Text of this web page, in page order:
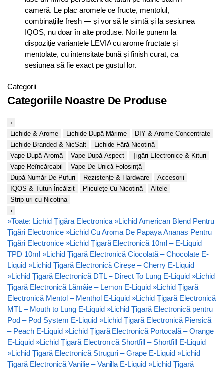
cameră. Le plac aromele de fructe, mentolul,
combinațiile fresh — și vor să le simtă și la sesiunea
IQOS, nu doar în alte produse. Noi le punem la
dispoziție variantele LEVIA cu arome fructate și
mentolate, cu intensitate bună și finish curat, ca
sesiunea să fie exact pe gustul lor.
Categorii
Categoriile Noastre De Produse
‹
Lichide & Arome
Lichide După Mărime
DIY & Arome Concentrate
Lichide Branded & NicSalt
Lichide Fără Nicotină
Vape După Aromă
Vape După Aspect
Țigări Electronice & Kituri
Vape Reîncărcabil
Vape De Unică Folosință
După Număr De Pufuri
Rezistențe & Hardware
Accesorii
IQOS & Tutun Încălzit
Pliculețe Cu Nicotină
Altele
Strip-uri cu Nicotina
›
»Toate: Lichid Țigăra Electronica »Lichid American Blend Pentru
Țigări Electronice »Lichid Cu Aroma De Papaya Ananas Pentru
Țigări Electronice »Lichid Țigară Electronică 10ml – E-Liquid
TPD 10ml »Lichid Țigară Electronică Ciocolată – Chocolate E-
Liquid »Lichid Țigară Electronică Cireșe – Cherry E-Liquid
»Lichid Țigară Electronică DTL – Direct To Lung E-Liquid »Lichid
Țigară Electronică Lămâie – Lemon E-Liquid »Lichid Țigară
Electronică Mentol – Menthol E-Liquid »Lichid Țigară Electronică
MTL – Mouth to Lung E-Liquid »Lichid Țigară Electronică pentru
Pod – Pod System E-Liquid »Lichid Țigară Electronică Piersică
– Peach E-Liquid »Lichid Țigară Electronică Portocală – Orange
E-Liquid »Lichid Țigară Electronică Shortfill – Shortfill E-Liquid
»Lichid Țigară Electronică Struguri – Grape E-Liquid »Lichid
Țigară Electronică Vanilie – Vanilla E-Liquid »Lichid Țigară